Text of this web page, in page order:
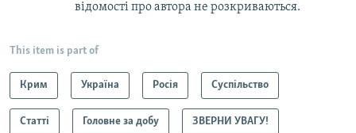
відомості про автора не розкриваються.
This item is part of
Крим Україна Росія Суспільство
Статті Головне за добу ЗВЕРНИ УВАГУ!